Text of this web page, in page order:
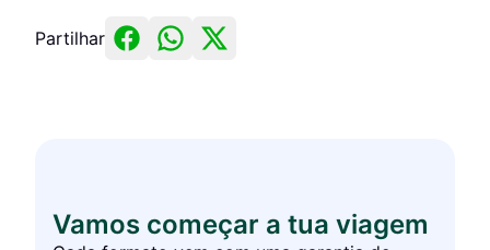
Partilhar
Vamos começar a tua viagem